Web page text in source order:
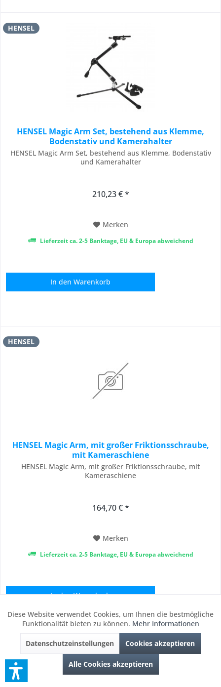
HENSEL
HENSEL Magic Arm Set, bestehend aus Klemme,
Bodenstativ und Kamerahalter
HENSEL Magic Arm Set, bestehend aus Klemme, Bodenstativ
und Kamerahalter
210,23 € *
Merken
Lieferzeit ca. 2-5 Banktage, EU & Europa abweichend
In den Warenkorb
HENSEL
HENSEL Magic Arm, mit großer Friktionsschraube,
mit Kameraschiene
HENSEL Magic Arm, mit großer Friktionsschraube, mit
Kameraschiene
164,70 € *
Merken
Lieferzeit ca. 2-5 Banktage, EU & Europa abweichend
In den Warenkorb
Funktionale Aktiv
Marketing Inaktiv
Tracking Inaktiv
Diese Website verwendet Cookies, um Ihnen die bestmögliche
Funktionalität bieten zu können. Mehr Informationen
Datenschutzeinstellungen Cookies akzeptieren
Alle Cookies akzeptieren